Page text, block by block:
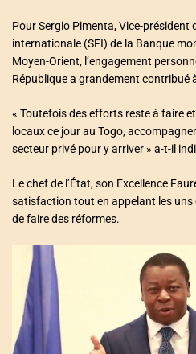
Pour Sergio Pimenta, Vice-président
internationale (SFI) de la Banque
Moyen-Orient, l’engagement
République a grandement contribué
« Toutefois des efforts reste à faire
locaux ce jour au Togo,
secteur privé pour y arriver » a-t-il
Le chef de l’État, son Excellence
satisfaction tout en appelant les uns
de faire des réformes.